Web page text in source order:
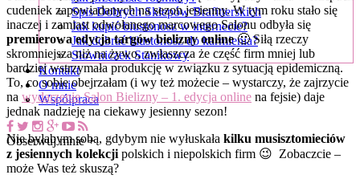
Spis Dobrych Sklepów Brafitterskich
Jak kupić biustonosz w internecie?
Jak dobrać biustonosz do karmienia?
Słowniczek Stanikowy
Kontakt
O mnie
Współpraca
Obserwuj mnie +
cudeniek zapowiadanych na sezon jesienny. W tym roku stało się
inaczej i zamiast odwołanego marcowego Salonu odbyła się
premierowa edycja targów bielizny online🙂 Siłą rzeczy
skromniejsza niż na żywo, zwłaszcza że część firm mniej lub
bardziej wstrzymała produkcję w związku z sytuacją epidemiczną.
To, co sobie obejrzałam (i wy też możecie – wystarczy, że zajrzycie
na wydarzenie Salon Bielizny – 1. edycja online na fejsie) daje
jednak nadzieję na ciekawy jesienny sezon!
Nie byłabym sobą, gdybym nie wyłuskała kilku musisztomieciów
z jesiennych kolekcji polskich i niepolskich firm 😉 Zobaczcie –
może Was też skuszą?